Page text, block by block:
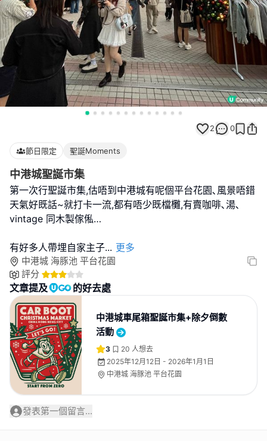
2 0
節日限定 聖誕Moments
中港城聖誕市集
第一次行聖誕市集,估唔到中港城有呢個平台花園､風景唔錯
天氣好既話~就打卡一流,都有唔少既檔㰙,有賣咖啡､湯､
vintage 同木製傢俬…
有好多人帶埋自家主子... 更多
中港城 海豚池 平台花園
評分
文章提及 的好去處
中港城車尾箱聖誕市集+除夕倒數
活動
3 20 人想去
2025年12月12日 - 2026年1月1日
中港城 海豚池 平台花園
發表第一個留言...